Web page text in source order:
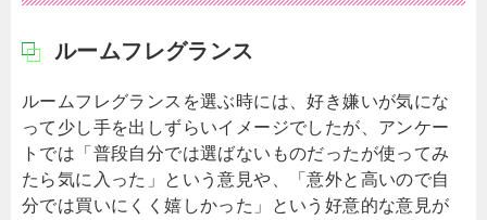
ルームフレグランス
ルームフレグランスを選ぶ時には、好き嫌いが気にな
って少し手を出しずらいイメージでしたが、アンケー
トでは「普段自分では選ばないものだったが使ってみ
たら気に入った」という意見や、「意外と高いので自
分では買いにくく嬉しかった」という好意的な意見が